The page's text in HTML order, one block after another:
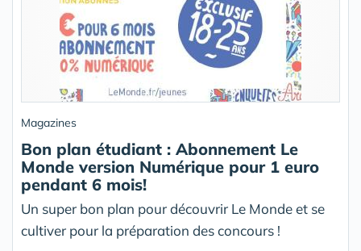
Magazines
Bon plan étudiant : Abonnement Le
Monde version Numérique pour 1 euro
pendant 6 mois!
Un super bon plan pour découvrir Le Monde et se
cultiver pour la préparation des concours !